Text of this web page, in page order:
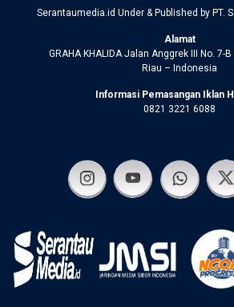
Serantaumedia.id Under & Published by PT.
Alamat
GRAHA KHALIDA Jalan Anggrek III No. 7-
Riau – Indonesia
Informasi Pemasangan Iklan
0821 3221 6088